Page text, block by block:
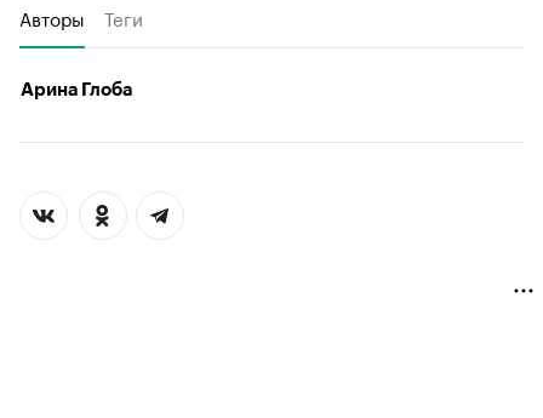
Авторы Теги
Арина Глоба